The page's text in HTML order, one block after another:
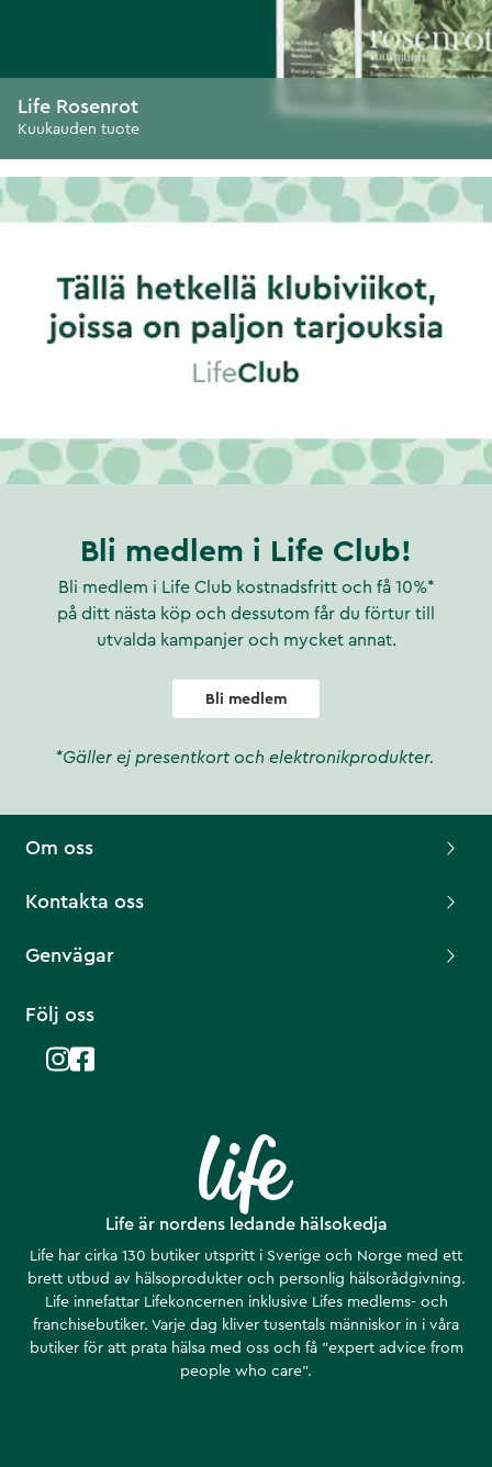
Life Rosenrot
Kuukauden tuote
Bli medlem i Life Club!
Bli medlem i Life Club kostnadsfritt och få 10%*
på ditt nästa köp och dessutom får du förtur till
utvalda kampanjer och mycket annat.
Bli medlem
*Gäller ej presentkort och elektronikprodukter.
Life är nordens ledande hälsokedja
Life har cirka 130 butiker utspritt i Sverige och Norge med ett
brett utbud av hälsoprodukter och personlig hälsorådgivning.
Life innefattar Lifekoncernen inklusive Lifes medlems- och
franchisebutiker. Varje dag kliver tusentals människor in i våra
butiker för att prata hälsa med oss och få ”expert advice from
people who care”.
Om oss
Kontakta oss
Genvägar
Följ oss